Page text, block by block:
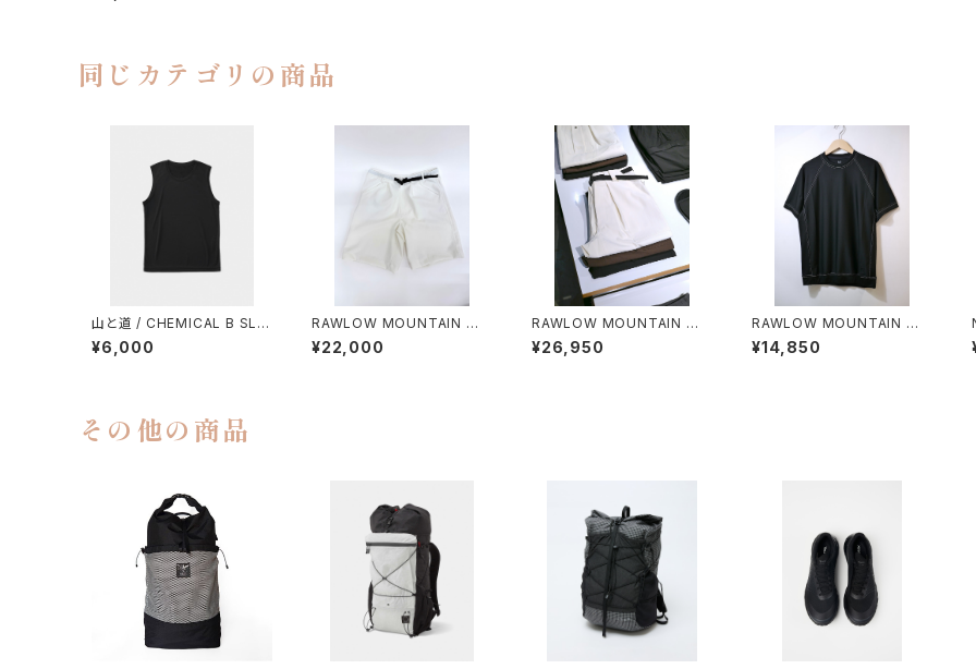
同じカテゴリの商品
山と道 / CHEMICAL B SLE
EVELESS（MEN）
¥6,000
RAWLOW MOUNTAIN WO
RKS / HIKER GURKHA PA
NTS
¥22,000
RAWLOW MOUNTAIN WO
RKS / HIKER BAKER PANT
S
¥26,950
RAWLOW MOUNTAIN WO
RKS / DAD LITE CREW
¥14,850
その他の商品